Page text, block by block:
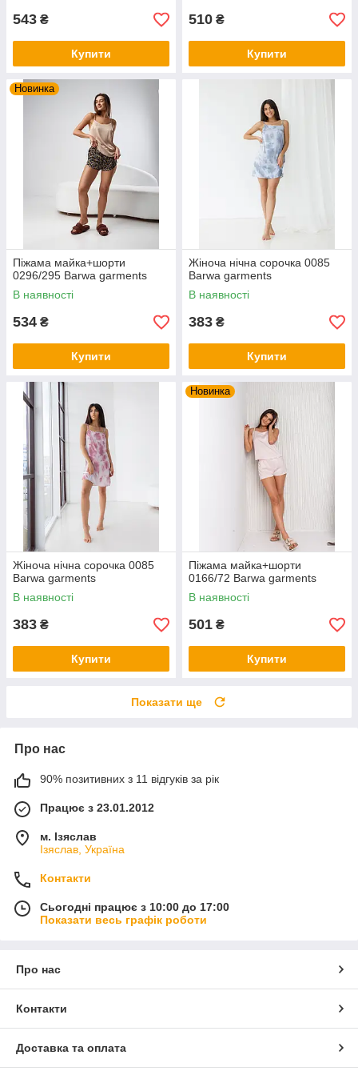
543 ₴
Купити
510 ₴
Купити
Новинка
Піжама майка+шорти
0296/295 Barwa garments
В наявності
534 ₴
Купити
Жіноча нічна сорочка 0085
Barwa garments
В наявності
383 ₴
Купити
Жіноча нічна сорочка 0085
Barwa garments
В наявності
383 ₴
Купити
Новинка
Піжама майка+шорти
0166/72 Barwa garments
В наявності
501 ₴
Купити
Показати ще
Про нас
90% позитивних з 11 відгуків за рік
Працює з 23.01.2012
м. Ізяслав
Ізяслав, Україна
Контакти
Сьогодні працює з 10:00 до 17:00
Показати весь графік роботи
Про нас
Контакти
Доставка та оплата